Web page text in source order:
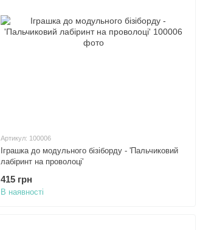
Артикул: 100006
Іграшка до модульного бізіборду - 'Пальчиковий
лабіринт на проволоці'
415 грн
В наявності